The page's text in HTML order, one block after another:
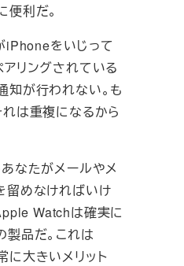
便利だ。
iPhoneをいじって
リングされている
が行われない。も
れは重複になるから
なたがメールやメ
留めなければいけ
Watchは確実に
製品だ。これは
大きいメリット